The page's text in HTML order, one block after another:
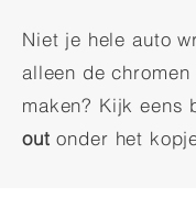
Niet je hele auto
alleen de
maken? Kijk eens
outonder het